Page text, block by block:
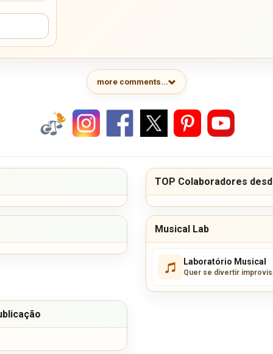
more comments...
TOP Colaboradores
Musical Lab
Laboratório Musical
Quer se divertir